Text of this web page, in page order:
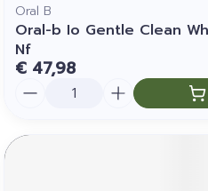
Oral B
Oral-b Io Gentle Clean
Nf
€ 47,98